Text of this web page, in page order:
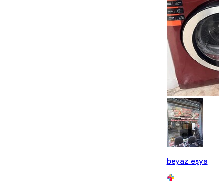
beyaz eşya